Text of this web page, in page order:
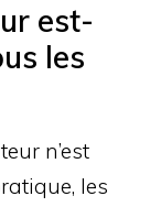
est-
les
n’est
les